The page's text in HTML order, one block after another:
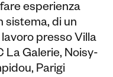
esperienza
sistema, di un
presso Villa
La Galerie, Noisy-
Parigi